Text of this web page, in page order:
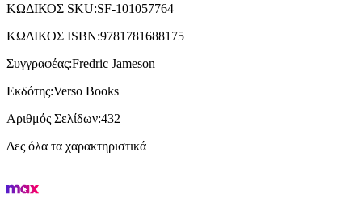
ΚΩΔΙΚΟΣ SKU:SF-101057764
ΚΩΔΙΚΟΣ ISBN:9781781688175
Συγγραφέας:Fredric Jameson
Εκδότης:Verso Books
Αριθμός Σελίδων:432
Δες όλα τα χαρακτηριστικά